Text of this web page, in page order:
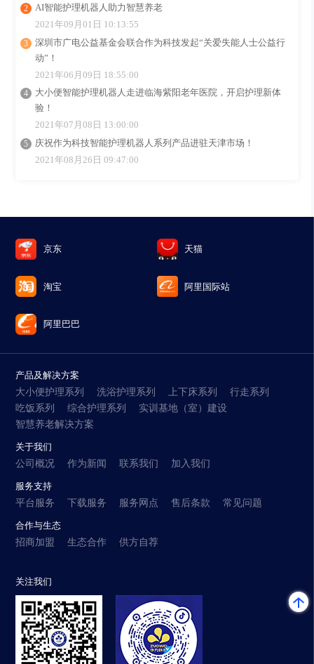
AI智能护理机器人助力智慧养老
2021年09月01日 10:13:55
深圳市广电公益基金会联合作为科技发起“关爱失能人士公益行
动”！
2021年06月09日 18:55:00
大小便智能护理机器人走进临海紫阳老年医院，开启护理新体
验！
2021年07月08日 13:00:00
庆祝作为科技智能护理机器人系列产品进驻天津市场！
2021年08月26日 09:47:00
京东 天猫
淘宝 阿里国际站
阿里巴巴
产品及解决方案
大小便护理系列
洗浴护理系列 上下床系列
行走系列
吃饭系列
综合护理系列
实训基地（室）建设
智慧养老解决方案
关于我们
公司概况
作为新闻 联系我们 加入我们
服务支持
平台服务
下载服务 服务网点 售后条款 常见问题
合作与生态
招商加盟
生态合作 供方自荐
关注我们